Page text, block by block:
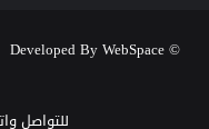
© Copyright 2026, All Rights Reserved |
Developed By WebSpace
للتواصل واتساب: